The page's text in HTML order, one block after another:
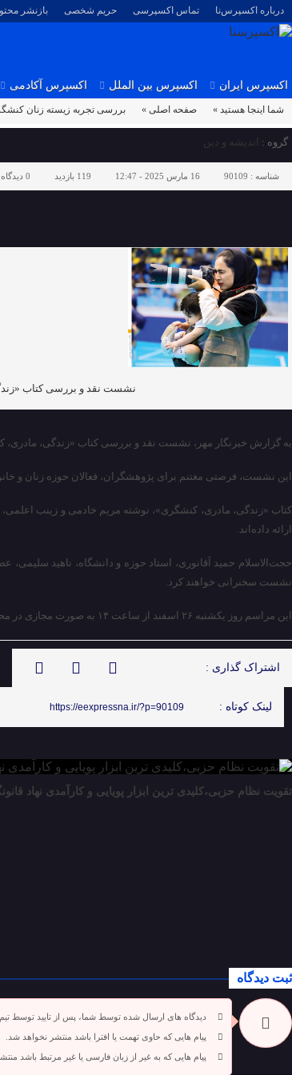
درباره اکسپرس‌نا تماس اکسپرسی حریم شخصی بازنشر
اکسپرس ایران اکسپرس بین الملل اکسپرس آکادمی
شما اینجا هستید » صفحه اصلی » بررسی تجربه زیسته زنان
گروه : اندیشه و دین
شناسه : 90109 16 مارس 2025 - 12:47 119 بازدید 0 دیدگاه
نشست نقد و بررسی کتاب
به گزارش خبرنگار مهر، نشست نقد و بررسی کتاب «زندگی، مادری،
این نشست، فرصتی مغتنم برای پژوهشگران، فعالان حوزه زنان و
کتاب «زندگی، مادری، کنشگری»، نوشته مریم خادمی و زینب
ارائه داده‌اند.
حجت‌الاسلام حمید آقانوری، استاد حوزه و دانشگاه، ناهید
نشست سخنرانی خواهند کرد.
این مراسم روز یکشنبه ۲۶ اسفند از ساعت ۱۴ به صورت مجازی در محیط اسکای روم برگزار می‌شود.
اشتراک گذاری :
لینک کوتاه : https://eexpressna.ir/?p=90109
تقویت نظام حزبی،کلیدی ترین ابزار پویایی و کارآمدی نهاد
ثبت دیدگاه
دیدگاه های ارسال شده توسط شما، پس از تایید توسط
پیام هایی که حاوی تهمت یا افترا باشد منتشر نخواهد شد.
پیام هایی که به غیر از زبان فارسی یا غیر مرتبط باشد